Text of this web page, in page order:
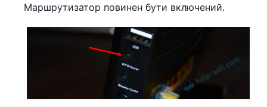
Маршрутизатор повинен бути включений.